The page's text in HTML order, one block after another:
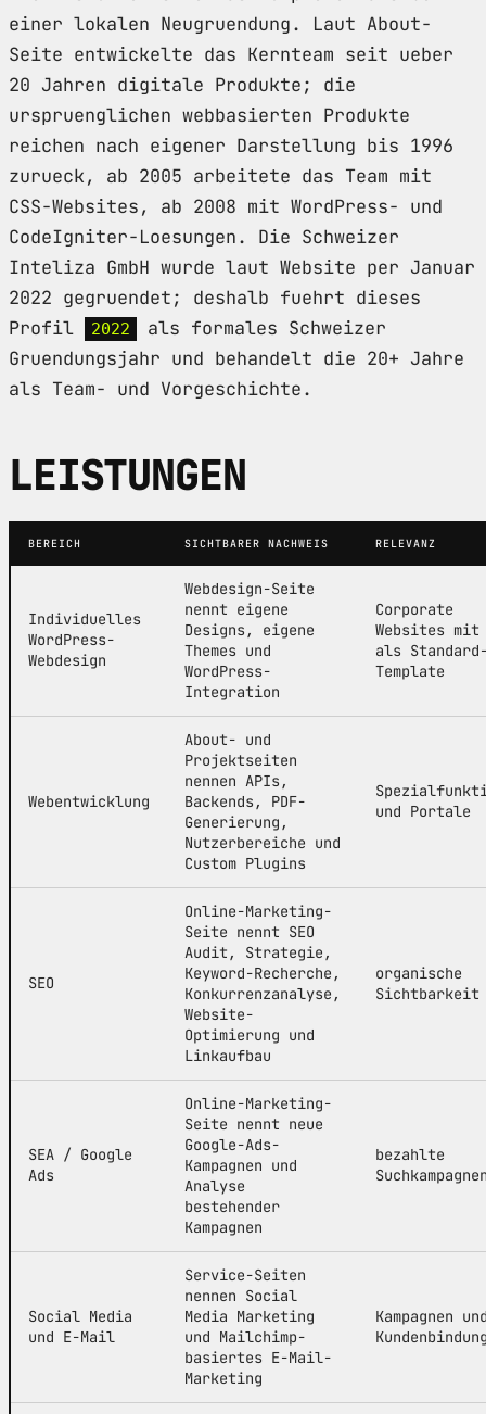
einer lokalen Neugruendung. Laut About-
Seite entwickelte das Kernteam seit ueber
20 Jahren digitale Produkte; die
urspruenglichen webbasierten Produkte
reichen nach eigener Darstellung bis 1996
zurueck, ab 2005 arbeitete das Team mit
CSS-Websites, ab 2008 mit WordPress- und
CodeIgniter-Loesungen. Die Schweizer
Inteliza GmbH wurde laut Website per Januar
2022 gegruendet; deshalb fuehrt dieses
Profil
2022
als formales Schweizer
Gruendungsjahr und behandelt die 20+ Jahre
als Team- und Vorgeschichte.
LEISTUNGEN
BEREICH SICHTBARER NACHWEIS RELEVANZ
Individuelles
WordPress-
Webdesign
Webdesign-Seite
nennt eigene
Designs, eigene
Themes und
WordPress-
Integration
Corporate
Websites mit
als
Template
Webentwicklung
About- und
Projektseiten
nennen APIs,
Backends, PDF-
Generierung,
Nutzerbereiche und
Custom Plugins
und Portale
SEO
Online-Marketing-
Seite nennt SEO
Audit, Strategie,
Keyword-Recherche,
Konkurrenzanalyse,
Website-
Optimierung und
Linkaufbau
organische
Sichtbarkeit
SEA / Google
Ads
Online-Marketing-
Seite nennt neue
Google-Ads-
Kampagnen und
Analyse
bestehender
Kampagnen
bezahlte
Social Media
und E-Mail
Service-Seiten
nennen Social
Media Marketing
und Mailchimp-
basiertes E-Mail-
Marketing
Kampagnen